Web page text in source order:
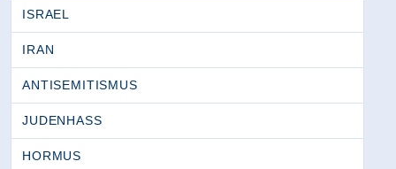
ISRAEL
IRAN
ANTISEMITISMUS
JUDENHASS
HORMUS